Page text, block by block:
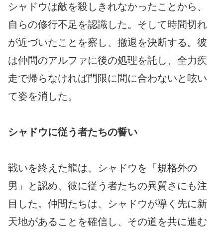
シャドウは敵を殺しきれなかったことから、
自らの修行不足を認識した。そして時間切れ
が近づいたことを察し、撤退を決断する。彼
は仲間のアルファに後の処理を託し、全力疾
走で帰らなければ門限に間に合わないと呟い
て姿を消した。
シャドウに従う者たちの誓い
戦いを終えた龍は、シャドウを「規格外の
男」と認め、彼に従う者たちの異質さにも注
目した。仲間たちは、シャドウが導く先に新
天地があることを確信し、その道を共に進む